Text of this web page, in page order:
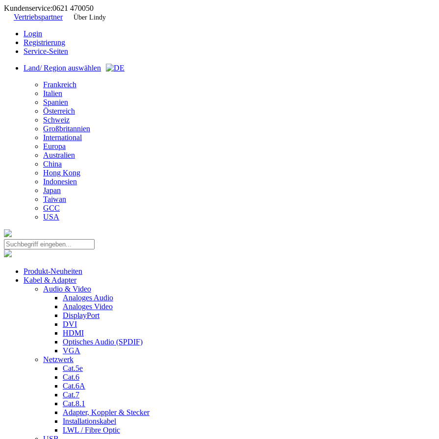
Kundenservice:0621 470050
Vertriebspartner
Über Lindy
Login
Registrierung
Service-Seiten
Land/ Region auswählen
Frankreich
Italien
Spanien
Österreich
Schweiz
Großbritannien
International
Europa
Australien
China
Hong Kong
Indonesien
Japan
Taiwan
GCC
USA
Produkt-Neuheiten
Kabel & Adapter
Audio & Video
Analoges Audio
Analoges Video
DisplayPort
DVI
HDMI
Optisches Audio (SPDIF)
VGA
Netzwerk
Cat.5e
Cat.6
Cat.6A
Cat.7
Cat.8.1
Adapter, Koppler & Stecker
Installationskabel
LWL / Fibre Optic